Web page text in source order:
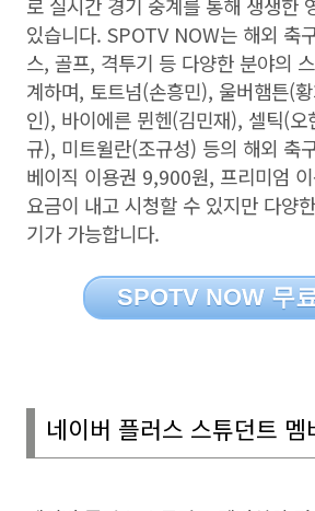
있습니다. SPOTV NOW는 해외 축
스, 골프, 격투기 등 다양한 분야의
계하며, 토트넘(손흥민), 울버햄튼(
인), 바이에른 뮌헨(김민재), 셀틱(오
규), 미트윌란(조규성) 등의 해외 축
베이직 이용권 9,900원, 프리미엄
요금이 내고 시청할 수 있지만 다양
기가 가능합니다.
SPOTV NOW 무
네이버 플러스 스튜던트 멤